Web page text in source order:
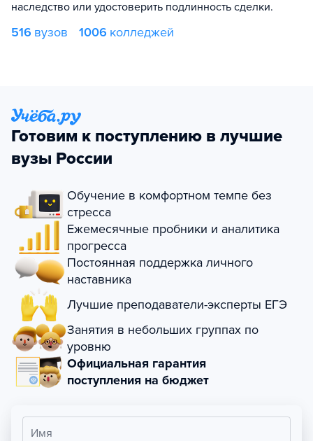
наследство или удостоверить подлинность сделки.
516 вузов 1006 колледжей
Готовим к поступлению в лучшие
вузы России
Обучение в комфортном темпе без
стресса
Ежемесячные пробники и аналитика
прогресса
Постоянная поддержка личного
наставника
Лучшие преподаватели-эксперты ЕГЭ
Занятия в небольших группах по
уровню
Официальная гарантия
поступления на бюджет
Имя